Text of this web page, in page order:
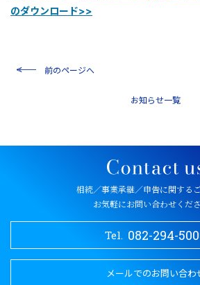
のダウンロード>>
前のページへ
一覧
相続／事業承継／申告に関する
お気軽にお問い合わせくださ
Tel. 082-294-
メールでのお問い合わ